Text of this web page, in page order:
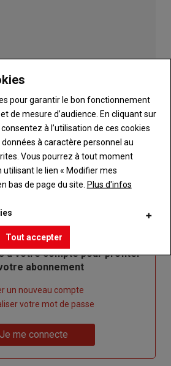
Publicité
VOUS
à votre compte pour profiter
abonnement
un nouveau compte
votre mot de passe
Je me connecte
pour garantir le bon fonctionnement
de mesure d’audience. En cliquant sur
à l’utilisation de ces cookies
à caractère personnel au
Vous pourrez à tout moment
utilisant le lien « Modifier mes
bas de page du site. Plus d'infos
Tout accepter